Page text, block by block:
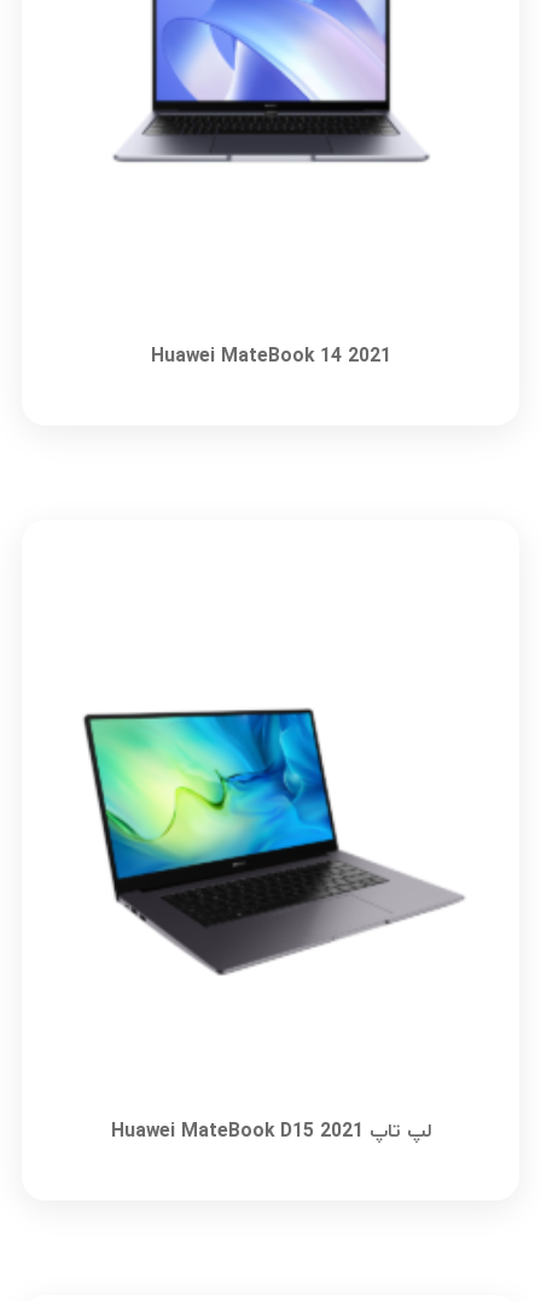
Huawei MateBook 14 2021
لپ تاپ Huawei MateBook D15 2021